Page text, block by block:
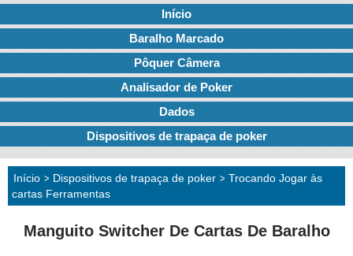
Início
Baralho Marcado
Pôquer Câmera
Analisador de Poker
Dados
Dispositivos de trapaça de poker
Início > Dispositivos de trapaça de poker > Trocando Jogar às
cartas Ferramentas
Manguito Switcher De Cartas De Baralho